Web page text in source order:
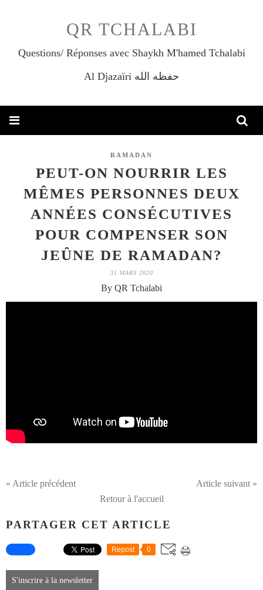
QR TCHALABI
Questions/ Réponses avec Shaykh M'hamed Tchalabi
Al Djazaïri حفظه الله
RAMADAN
PEUT-ON NOURRIR LES
MÊMES PERSONNES DEUX
ANNÉES CONSÉCUTIVES
POUR COMPENSER SON
JEÛNE DE RAMADAN?
31 MARS 2020
By QR Tchalabi
« Article précédent
Article suivant »
Retour à l'accueil
PARTAGER CET ARTICLE
Repost 0
S'inscrire à la newsletter